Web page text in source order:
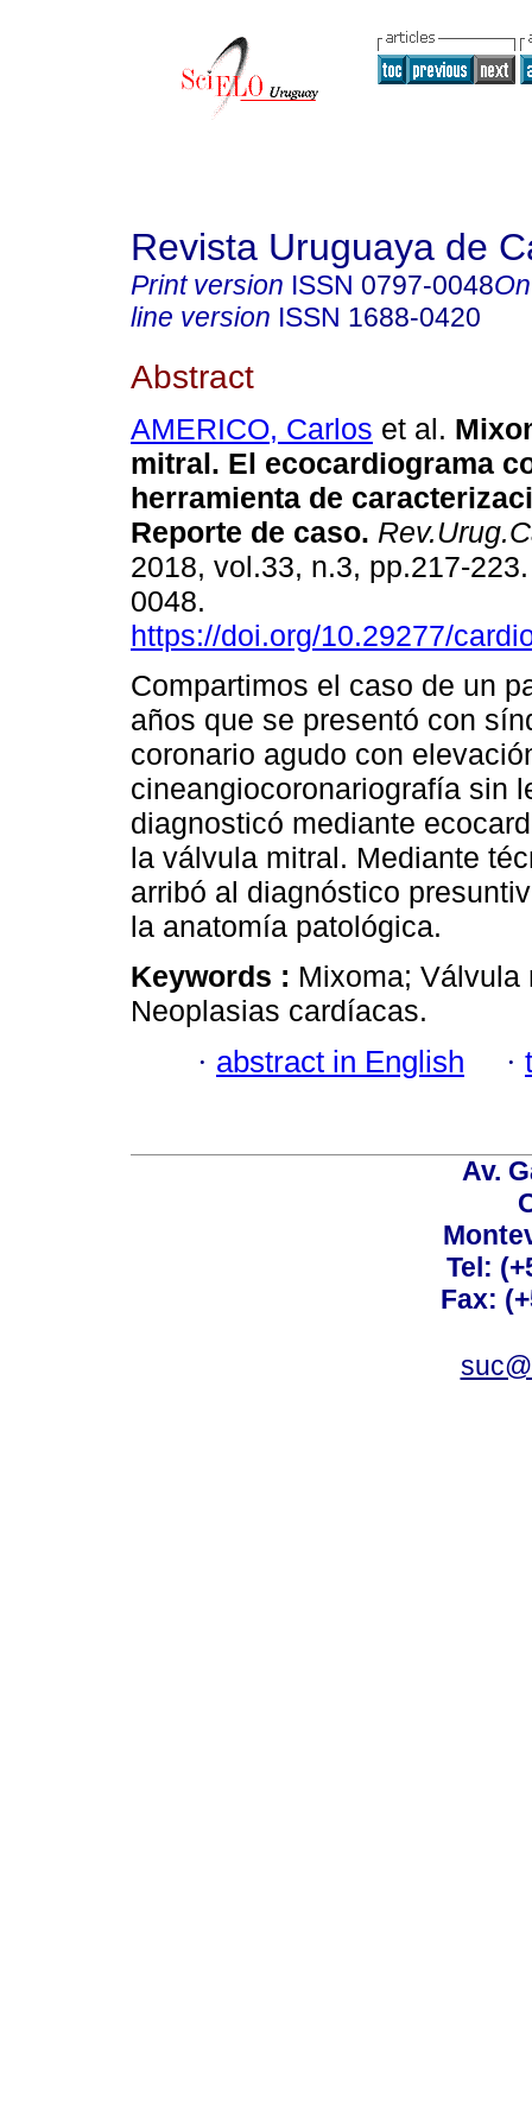
Revista Uruguaya de
Print version ISSN 0797-0048
line version ISSN 1688-0420
Abstract
AMERICO, Carlos et al.
mitral. El ecocardiograma
herramienta de
Reporte de caso.
2018, vol.33, n.3, pp.217-
0048.
https://doi.org/10.29277/
Compartimos el caso de un
años que se presentó con
coronario agudo con
cineangiocoronariografía sin
diagnosticó mediante
la válvula mitral. Mediante
arribó al diagnóstico
la anatomía patológica.
Keywords : Mixoma; Válvula
Neoplasias cardíacas.
· abstract in English ·
Av.
Tel:
Fax: